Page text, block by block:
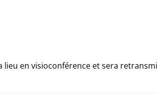
lieu en visioconférence et sera